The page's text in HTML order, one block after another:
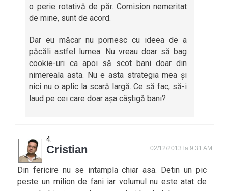
o perie rotativă de păr. Comision nemeritat
de mine, sunt de acord.
Dar eu măcar nu pornesc cu ideea de a
păcăli astfel lumea. Nu vreau doar să bag
cookie-uri ca apoi să scot bani doar din
nimereala asta. Nu e asta strategia mea și
nici nu o aplic la scară largă. Ce să fac, să-i
laud pe cei care doar așa câștigă bani?
Cristian 02/12/2013 la 9:31 AM
Din fericire nu se intampla chiar asa. Detin un pic
peste un milion de fani iar volumul nu este atat de